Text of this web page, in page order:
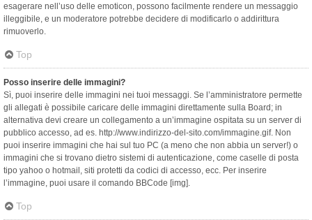
esagerare nell’uso delle emoticon, possono facilmente rendere un messaggio
illeggibile, e un moderatore potrebbe decidere di modificarlo o addirittura
rimuoverlo.
Top
Posso inserire delle immagini?
Sì, puoi inserire delle immagini nei tuoi messaggi. Se l’amministratore permette
gli allegati è possibile caricare delle immagini direttamente sulla Board; in
alternativa devi creare un collegamento a un’immagine ospitata su un server di
pubblico accesso, ad es. http://www.indirizzo-del-sito.com/immagine.gif. Non
puoi inserire immagini che hai sul tuo PC (a meno che non abbia un server!) o
immagini che si trovano dietro sistemi di autenticazione, come caselle di posta
tipo yahoo o hotmail, siti protetti da codici di accesso, ecc. Per inserire
l’immagine, puoi usare il comando BBCode [img].
Top